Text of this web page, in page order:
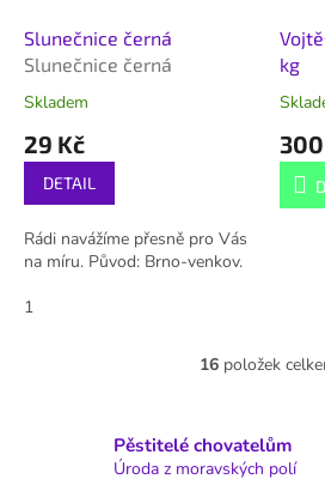
Slunečnice černá
Slunečnice černá
Skladem
29 Kč
DETAIL
Rádi navážíme přesně pro Vás
na míru. Původ: Brno-venkov.
1
kg
O
á
d
16položek
Pěstitelé chovatelům
Úroda z moravských polí